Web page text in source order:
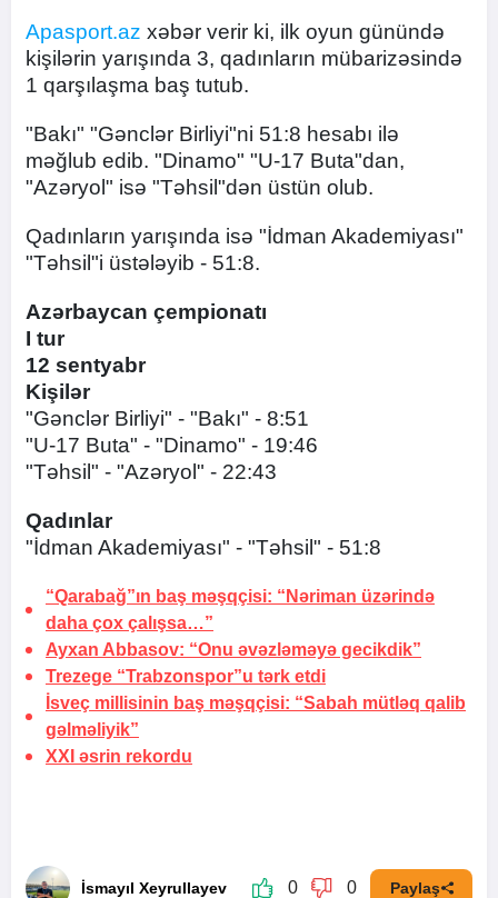
Apasport.az xəbər verir ki, ilk oyun günündə
kişilərin yarışında 3, qadınların mübarizəsində
1 qarşılaşma baş tutub.
"Bakı" "Gənclər Birliyi"ni 51:8 hesabı ilə
məğlub edib. "Dinamo" "U-17 Buta"dan,
"Azəryol" isə "Təhsil"dən üstün olub.
Qadınların yarışında isə "İdman Akademiyası"
"Təhsil"i üstələyib - 51:8.
Azərbaycan çempionatı
I tur
12 sentyabr
Kişilər
"Gənclər Birliyi" - "Bakı" - 8:51
"U-17 Buta" - "Dinamo" - 19:46
"Təhsil" - "Azəryol" - 22:43
Qadınlar
"İdman Akademiyası" - "Təhsil" - 51:8
“Qarabağ”ın baş məşqçisi: “Nəriman üzərində
daha çox çalışsa…”
Ayxan Abbasov: “Onu əvəzləməyə gecikdik”
Trezege “Trabzonspor”u tərk etdi
İsveç millisinin baş məşqçisi: “Sabah mütləq qalib
gəlməliyik”
XXI əsrin rekordu
İsmayıl Xeyrullayev 0 0 Paylaş